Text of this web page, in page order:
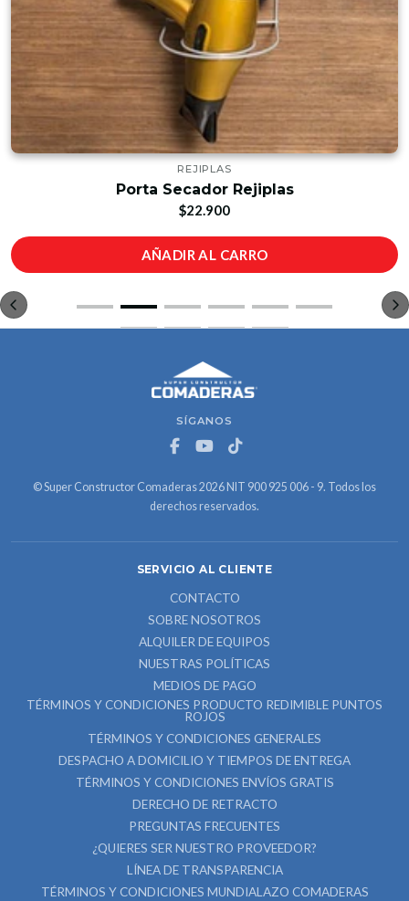
REJIPLAS
Porta Secador Rejiplas
$22.900
AÑADIR AL CARRO
SÍGANOS
© Super Constructor Comaderas 2026 NIT 900 925 006 - 9. Todos los
derechos reservados.
SERVICIO AL CLIENTE
CONTACTO
SOBRE NOSOTROS
ALQUILER DE EQUIPOS
NUESTRAS POLÍTICAS
MEDIOS DE PAGO
TÉRMINOS Y CONDICIONES PRODUCTO REDIMIBLE PUNTOS
ROJOS
TÉRMINOS Y CONDICIONES GENERALES
DESPACHO A DOMICILIO Y TIEMPOS DE ENTREGA
TÉRMINOS Y CONDICIONES ENVÍOS GRATIS
DERECHO DE RETRACTO
PREGUNTAS FRECUENTES
¿QUIERES SER NUESTRO PROVEEDOR?
LÍNEA DE TRANSPARENCIA
TÉRMINOS Y CONDICIONES MUNDIALAZO COMADERAS